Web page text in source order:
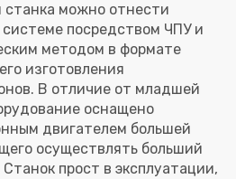
станка можно отнести
посредством ЧПУ и
методом в формате
изготовления
В отличие от младшей
оснащено
двигателем большей
осуществлять больший
прост в эксплуатации,